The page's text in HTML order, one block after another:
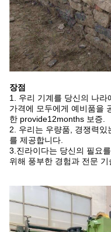
장점
1. 우리 기계를 당신의 나
가격에 모두에게 예비품을
한 provide12months 보증.
2. 우리는 우량품, 경쟁력
를 제공합니다.
3.진라이다는 당신의 필요
위해 풍부한 경험과 전문 기